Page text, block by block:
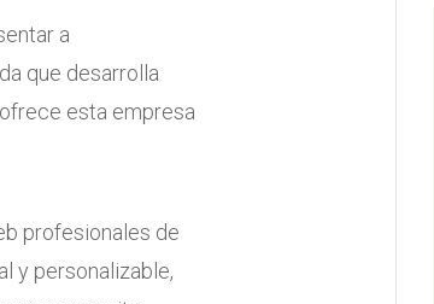
a
que desarrolla
esta empresa
profesionales de
y personalizable,